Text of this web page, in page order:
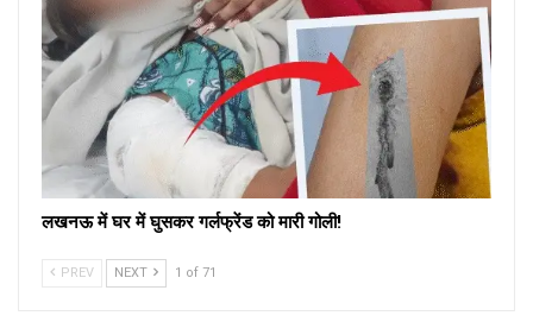
लखनऊ में घर में घुसकर गर्लफ्रेंड को मारी गोली!
PREV NEXT 1 of 71